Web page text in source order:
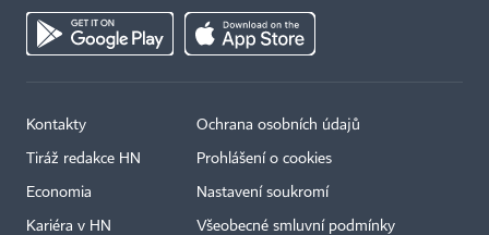
Kontakty
Tiráž redakce HN
Economia
Kariéra v HN
Ochrana osobních údajů
Prohlášení o cookies
Nastavení soukromí
Všeobecné smluvní podmínky